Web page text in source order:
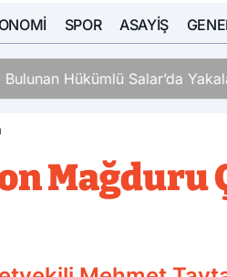
SPOR ASAYIŞ
Salar’da Yakalandı